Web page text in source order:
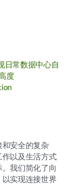
日常数据中心自
度
和安全的复杂
以及生活方式
我们简化了向
实现连接世界